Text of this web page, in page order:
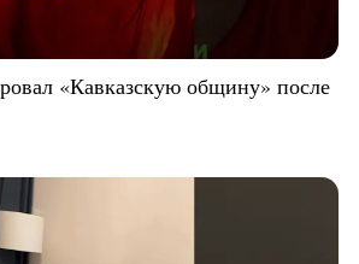
«Кавказскую общину» после